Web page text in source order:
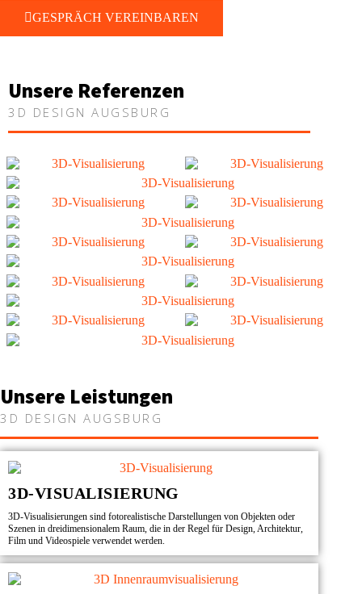
GESPRÄCH VEREINBAREN
Unsere Referenzen
3D DESIGN AUGSBURG
Unsere Leistungen
3D DESIGN AUGSBURG
3D-VISUALISIERUNG
3D-Visualisierungen sind fotorealistische Darstellungen von Objekten oder
Szenen in dreidimensionalem Raum, die in der Regel für Design, Architektur,
Film und Videospiele verwendet werden.